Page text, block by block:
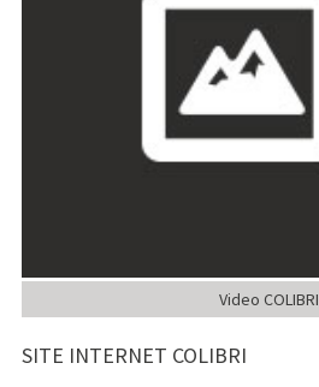
Video COLIBRI
SITE INTERNET COLIBRI